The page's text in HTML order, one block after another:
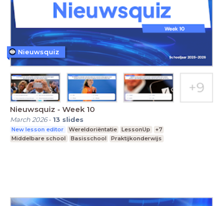
Nieuwsquiz - Week 10
March 2026- 13 slides
New lesson editor Wereldoriëntatie LessonUp
+7
Middelbare school
Basisschool Praktijkonderwijs
Nieuwsquiz